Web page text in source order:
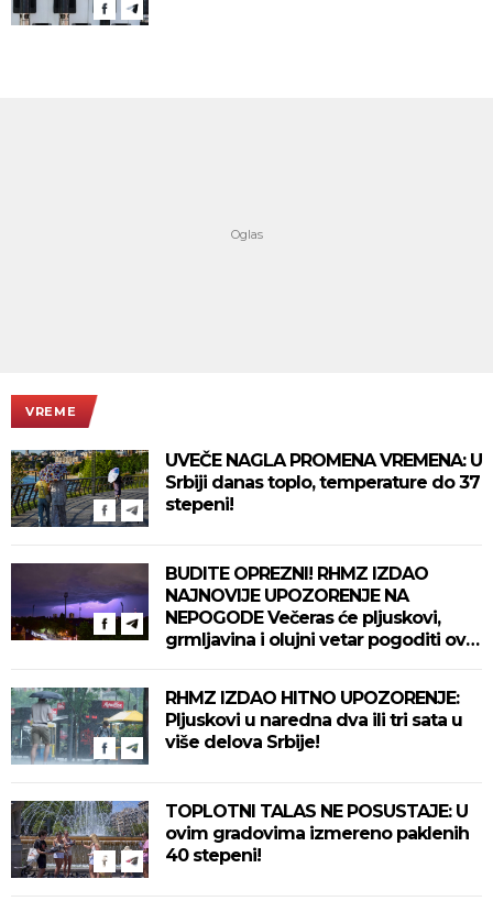
VREME
UVEČE NAGLA PROMENA VREMENA: U
Srbiji danas toplo, temperature do 37
stepeni!
BUDITE OPREZNI! RHMZ IZDAO
NAJNOVIJE UPOZORENJE NA
NEPOGODE Večeras će pljuskovi,
grmljavina i olujni vetar pogoditi ove
RHMZ IZDAO HITNO UPOZORENJE:
Pljuskovi u naredna dva ili tri sata u
više delova Srbije!
TOPLOTNI TALAS NE POSUSTAJE: U
ovim gradovima izmereno paklenih
40 stepeni!